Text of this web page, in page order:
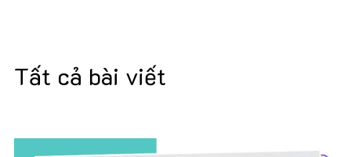
Tất cả bài viết